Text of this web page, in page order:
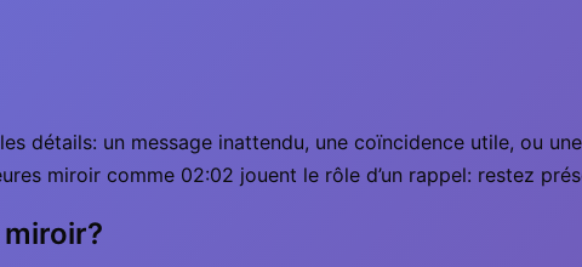
détails: un message inattendu, une coïncidence utile, ou
miroir comme 02:02 jouent le rôle d’un rappel: restez